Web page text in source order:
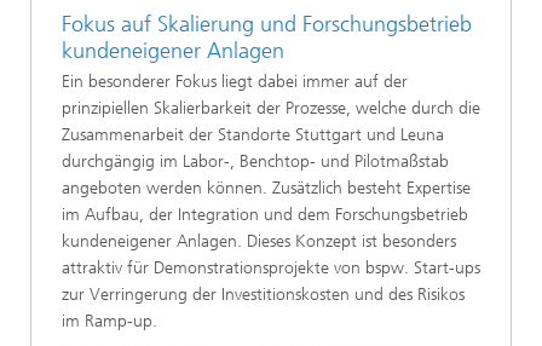
Fokus auf Skalierung und Forschungsbetrieb
kundeneigener Anlagen
Ein besonderer Fokus liegt dabei immer auf der
prinzipiellen Skalierbarkeit der Prozesse, welche durch die
Zusammenarbeit der Standorte Stuttgart und Leuna
durchgängig im Labor-, Benchtop- und Pilotmaßstab
angeboten werden können. Zusätzlich besteht Expertise
im Aufbau, der Integration und dem Forschungsbetrieb
kundeneigener Anlagen. Dieses Konzept ist besonders
attraktiv für Demonstrationsprojekte von bspw. Start-ups
zur Verringerung der Investitionskosten und des Risikos
im Ramp-up.